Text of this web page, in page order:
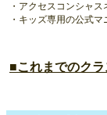
・アクセスコンシャ
・キッズ専用の公式
■これまでのク